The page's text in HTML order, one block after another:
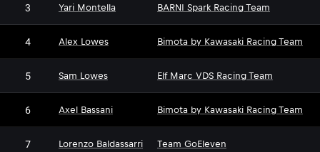
3 Yari Montella BARNI Spark Racing Team
4 Alex Lowes Bimota by Kawasaki Racing Team
5 Sam Lowes Elf Marc VDS Racing Team
6 Axel Bassani Bimota by Kawasaki Racing Team
7 Lorenzo Baldassarri Team GoEleven